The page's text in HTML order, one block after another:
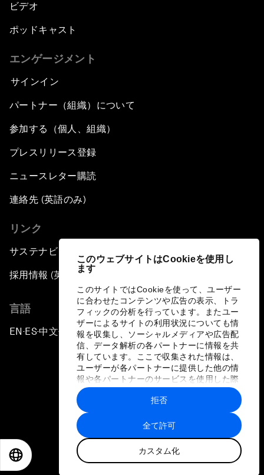
このウェブサイトはCookieを使用し
ます
このサイトではCookieを使って、ユーザー
に合わせたコンテンツや広告の表示、トラ
フィックの分析を行っています。またユー
ザーによるサイトの利用状況についても情
報を収集し、ソーシャルメディアや広告配
信、データ解析の各パートナーに情報を共
有しています。ここで収集された情報は、
ユーザーが各パートナーに提供した他の情
報や各パートナーのサービスを使用した際
に収集された情報と組み合わされ、各パー
トナーによって使用されることがありま
す。
全て許可
カスタム化
拒否
ビデオ
ポッドキャスト
エンゲージメント
サインイン
パートナー（組織）について
参加する（個人、組織）
プレスリリース登録
ニュースレター購読
連絡先 (英語のみ)
リンク
サステナビリティへの取り組み
採用情報 (英語のみ)
言語
EN ▪ES▪中文▪ 日本語
プライバシーポリシーと利用規約
サイトマップ
©
世界経済フォーラム